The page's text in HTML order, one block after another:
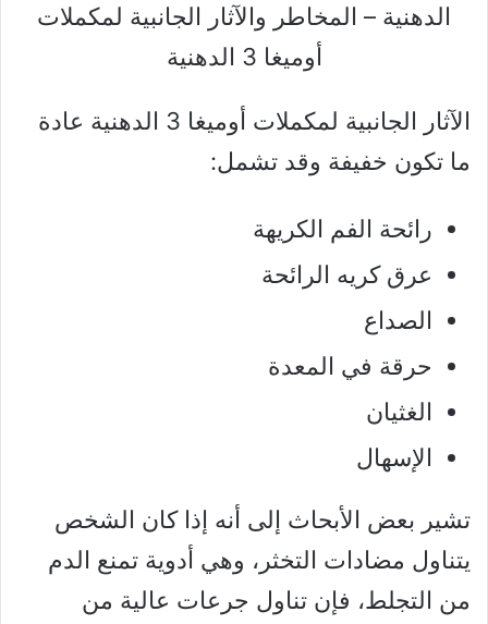
الدهنية – المخاطر والآثار الجانبية لمكملات
أوميغا 3 الدهنية
الآثار الجانبية لمكملات أوميغا 3 الدهنية عادة
ما تكون خفيفة وقد تشمل:
رائحة الفم الكريهة
عرق كريه الرائحة
الصداع
حرقة في المعدة
الغثيان
الإسهال
تشير بعض الأبحاث إلى أنه إذا كان الشخص
يتناول مضادات التخثر، وهي أدوية تمنع الدم
من التجلط، فإن تناول جرعات عالية من